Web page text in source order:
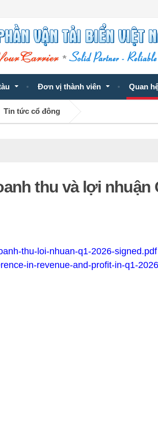
Đơn vị thành viên Quan
Tin tức cổ đông
thu và lợi nhuận
thu-loi-nhuan-q1-2026-signed.pdf
in-revenue-and-profit-in-q1-